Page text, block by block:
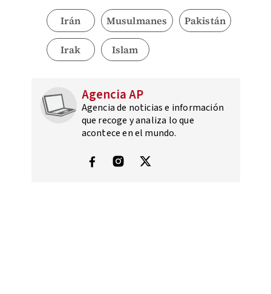
Irán Musulmanes Pakistán
Irak Islam
Agencia AP
Agencia de noticias e información
que recoge y analiza lo que
acontece en el mundo.